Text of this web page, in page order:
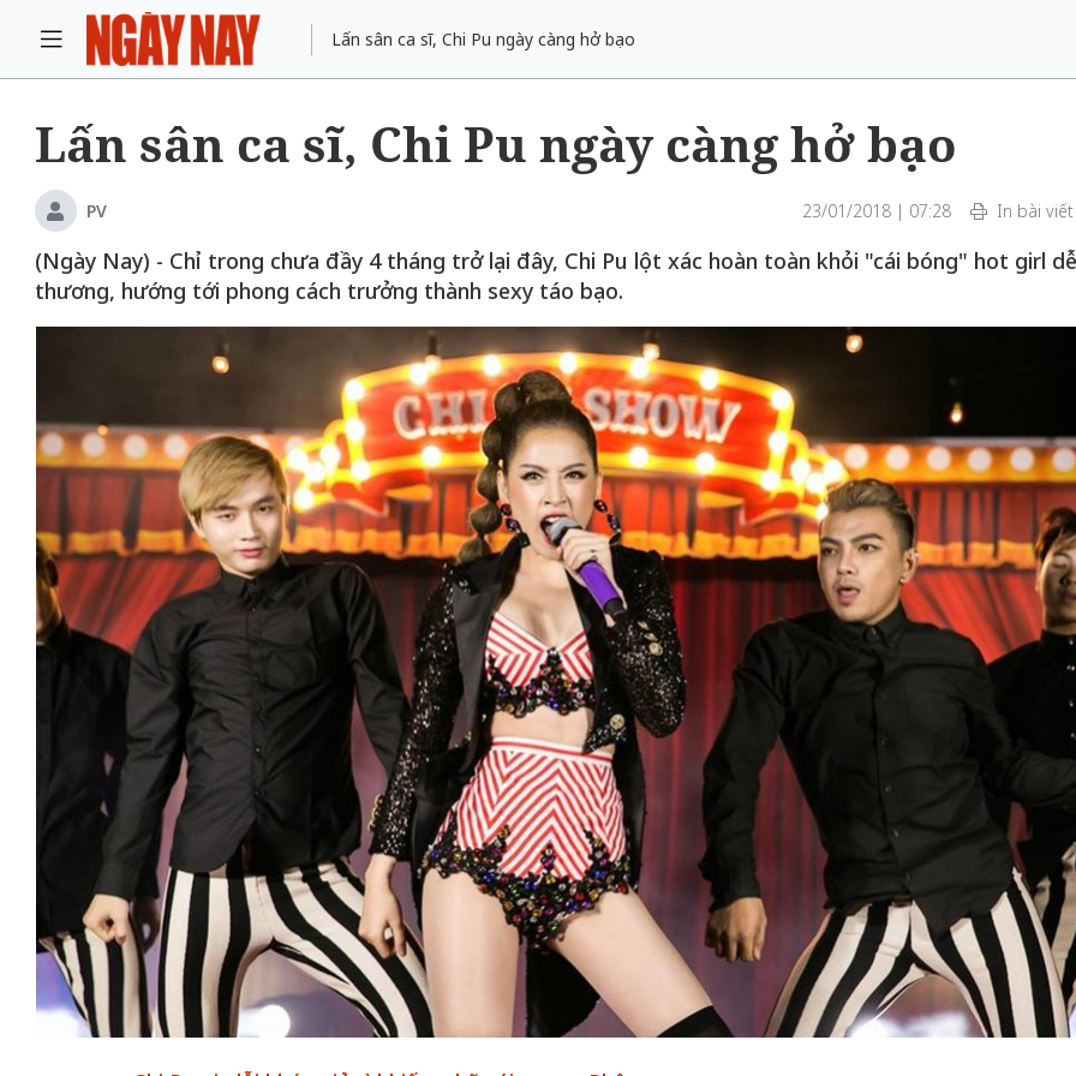
Lấn sân ca sĩ, Chi Pu ngày càng hở bạo
Lấn sân ca sĩ, Chi Pu ngày càng hở bạo
PV 23/01/2018 | 07:28 In bài viết
(Ngày Nay) - Chỉ trong chưa đầy 4 tháng trở lại đây, Chi Pu lột xác hoàn toàn khỏi "cái bóng" hot girl dễ
thương, hướng tới phong cách trưởng thành sexy táo bạo.
Vẻ đẹp của khoa học
Lưu Nguyệt Linh
50 năm Việt Nam gia
nhập UNESCO - Khơi
nguồn nội lực, định hình
vị thế kiến tạo | Kỳ 2:
Chuyển hóa hợp tác
thành động lực phát
Hà Nội vững
không gian
mới - Kỳ 5:
lăng kính